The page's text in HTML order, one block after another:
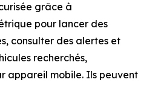
grâce à
pour lancer des
consulter des alertes et
recherchés,
appareil mobile. Ils peuvent